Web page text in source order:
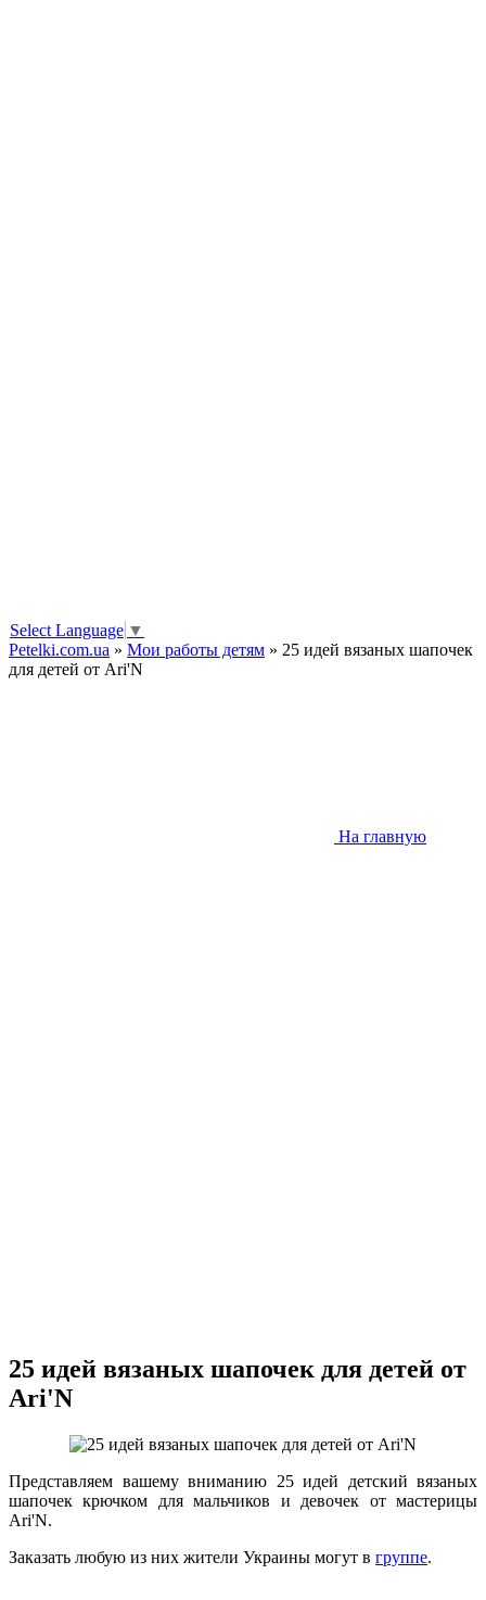
Select Language ▼
Petelki.com.ua » Мои работы детям » 25 идей вязаных шапочек
для детей от Ari'N
На главную
25 идей вязаных шапочек для детей от
Ari'N
Представляем вашему вниманию 25 идей детский вязаных
шапочек крючком для мальчиков и девочек от мастерицы
Ari'N.
Заказать любую из них жители Украины могут в группе.